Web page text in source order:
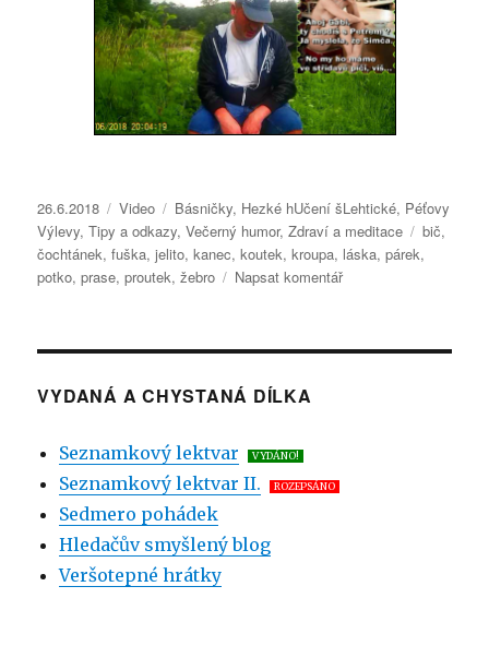
Publikováno:
26.6.2018 Formát:
Video Rubriky:
Básničky, Hezké hUčení šLehtické, Péťovy
Výlevy,Tipy a odkazy,Večerný humor,Zdraví a meditace Štítky:
bič,
čochtánek,fuška,jelito,kanec,koutek,kroupa, láska,párek,
potko,prase,proutek,žebro Napsat komentářpro
názvem
VYDANÁ A CHYSTANÁ DÍLKA
Seznamkový lektvar VYDÁNO!
Seznamkový lektvar II. ROZEPSÁNO
Sedmero pohádek
Hledačův smyšlený blog
Veršotepné hrátky